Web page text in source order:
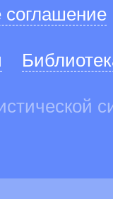
соглашение